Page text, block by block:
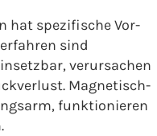
hat spezifische Vor-
sind
verursachen
Magnetisch-
funktionieren